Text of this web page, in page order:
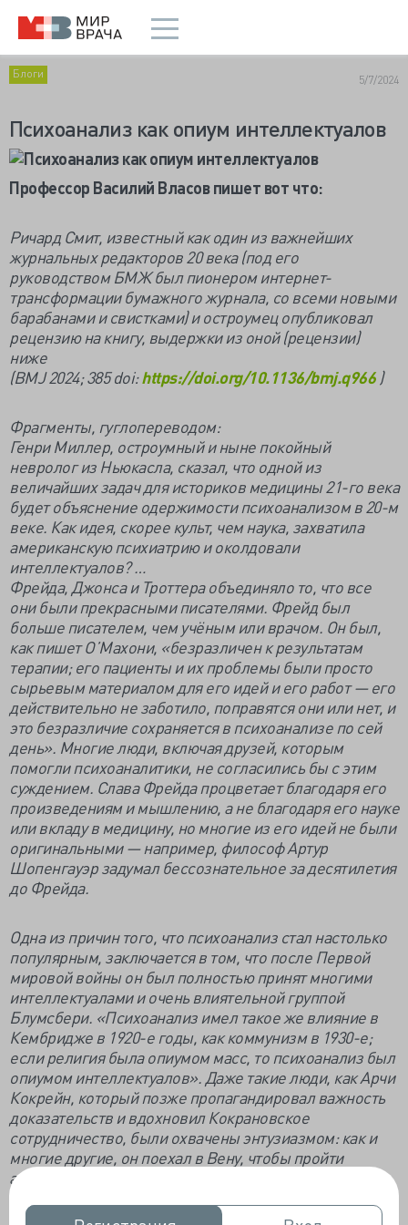
Блоги 5/7/2024
Психоанализ как опиум интеллектуалов
Профессор Василий Власов пишет вот что:
Ричард Смит, известный как один из важнейших
журнальных редакторов 20 века (под его
руководством БМЖ был пионером интернет-
трансформации бумажного журнала, со всеми новыми
барабанами и свистками) и остроумец опубликовал
рецензию на книгу, выдержки из оной (рецензии)
ниже
(BMJ 2024; 385 doi:https://doi.org/10.1136/bmj.q966)
Фрагменты, гуглопереводом:
Генри Миллер, остроумный и ныне покойный
невролог из Ньюкасла, сказал, что одной из
величайших задач для историков медицины 21-го века
будет объяснение одержимости психоанализом в 20-м
веке. Как идея, скорее культ, чем наука, захватила
американскую психиатрию и околдовали
интеллектуалов? …
Фрейда, Джонса и Троттера объединяло то, что все
они были прекрасными писателями. Фрейд был
больше писателем, чем учёным или врачом. Он был,
как пишет О’Махони, «безразличен к результатам
терапии; его пациенты и их проблемы были просто
сырьевым материалом для его идей и его работ — его
действительно не заботило, поправятся они или нет, и
это безразличие сохраняется в психоанализе по сей
день». Многие люди, включая друзей, которым
помогли психоаналитики, не согласились бы с этим
суждением. Слава Фрейда процветает благодаря его
произведениям и мышлению, а не благодаря его науке
или вкладу в медицину, но многие из его идей не были
оригинальными — например, философ Артур
Шопенгауэр задумал бессознательное за десятилетия
до Фрейда.
Одна из причин того, что психоанализ стал настолько
популярным, заключается в том, что после Первой
мировой войны он был полностью принят многими
интеллектуалами и очень влиятельной группой
Блумсбери. «Психоанализ имел такое же влияние в
Кембридже в 1920-е годы, как коммунизм в 1930-е;
если религия была опиумом масс, то психоанализ был
опиумом интеллектуалов». Даже такие люди, как Арчи
Кокрейн, который позже пропагандировал важность
доказательств и вдохновил Кокрановское
сотрудничество, были охвачены энтузиазмом: как и
многие другие, он поехал в Вену, чтобы пройти
анализ.